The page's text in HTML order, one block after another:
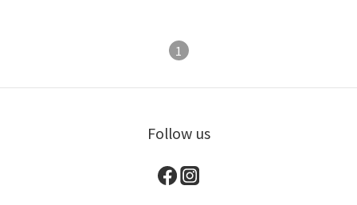
1
Follow us